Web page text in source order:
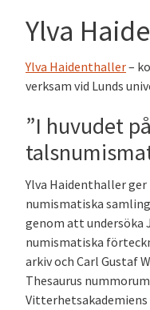
Ylva
Ylva Haidenthaller–
verksam vid Lunds
”I huvudet
Ylva Haidenthaller
numismatiska
genom att undersöka
numismatiska
arkiv och Carl Gustaf
Thesaurus